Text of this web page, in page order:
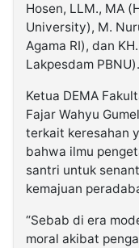
Hosen, LLM., MA
University), M.
Agama RI), dan
Lakpesdam PBNU).
Ketua DEMA
Fajar Wahyu
terkait keresahan
bahwa ilmu
santri untuk
kemajuan
“Sebab di era
moral akibat